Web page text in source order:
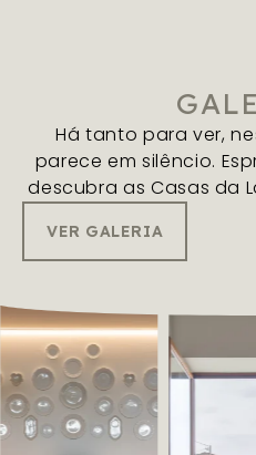
Há tanto para ver,
parece em silêncio.
descubra as Casas da
VER GALERIA